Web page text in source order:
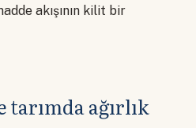
akışının kilit bir
ağırlık